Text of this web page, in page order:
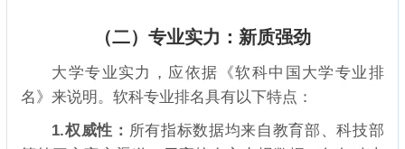
（二）专业实力：新质强劲
大学专业实力，应依据《软科中国大学专业排
名》来说明。软科专业排名具有以下特点：
1.权威性： 所有指标数据均来自教育部、科技部